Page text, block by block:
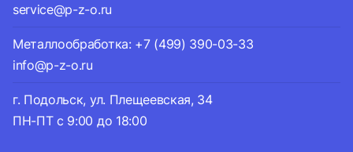
service@p-z-o.ru
Металлообработка: +7 (499) 390-03-33
info@p-z-o.ru
г. Подольск, ул. Плещеевская, 34
ПН-ПТ с 9:00 до 18:00